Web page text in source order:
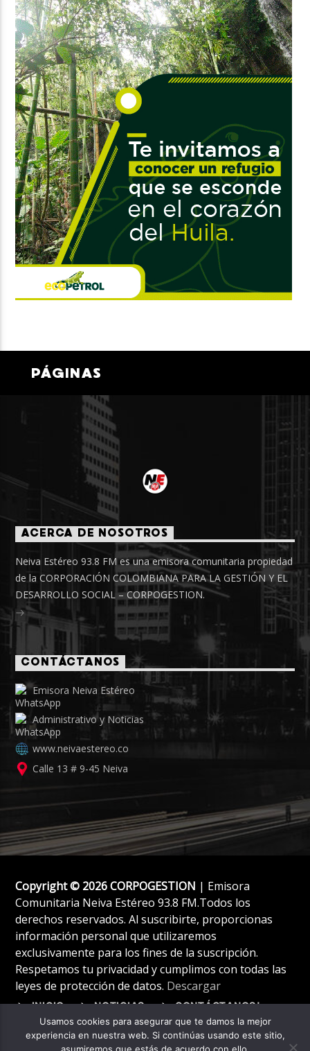
PÁGINAS
ACERCA DE NOSOTROS
Neiva Estéreo 93.8 FM es una emisora comunitaria propiedad
de la CORPORACIÓN COLOMBIANA PARA LA GESTIÓN Y EL
DESARROLLO SOCIAL – CORPOGESTION.
CONTÁCTANOS
Emisora Neiva Estéreo
Administrativo y Noticias
www.neivaestereo.co
Calle 13 # 9-45 Neiva
Copyright © 2026 CORPOGESTION | Emisora
Comunitaria Neiva Estéreo 93.8 FM.Todos los
derechos reservados. Al suscribirte, proporcionas
información personal que utilizaremos
exclusivamente para los fines de la suscripción.
Respetamos tu privacidad y cumplimos con todas las
leyes de protección de datos. Descargar
INICIO NOTICIAS CONTÁCTANOS!
Usamos cookies para asegurar que te damos la mejor
experiencia en nuestra web. Si continúas usando este sitio,